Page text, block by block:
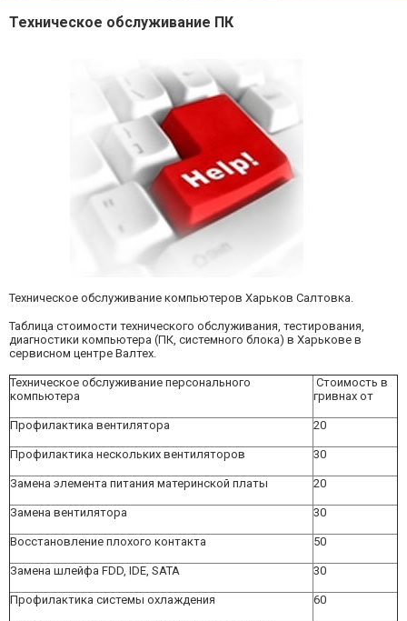
Техническое обслуживание ПК
Техническое обслуживание компьютеров Харьков Салтовка.
Таблица стоимости технического обслуживания, тестирования,
диагностики компьютера (ПК, системного блока) в Харькове в
сервисном центре Валтех.
Техническое обслуживание персонального
компьютера
Стоимость в
гривнах от
Профилактика вентилятора 20
Профилактика нескольких вентиляторов 30
Замена элемента питания материнской платы 20
Замена вентилятора 30
Восстановление плохого контакта 50
Замена шлейфа FDD, IDE, SATA 30
Профилактика системы охлаждения 60